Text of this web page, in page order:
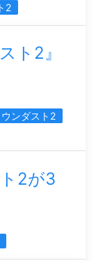
2
ト2』
ンダスト2
2が3